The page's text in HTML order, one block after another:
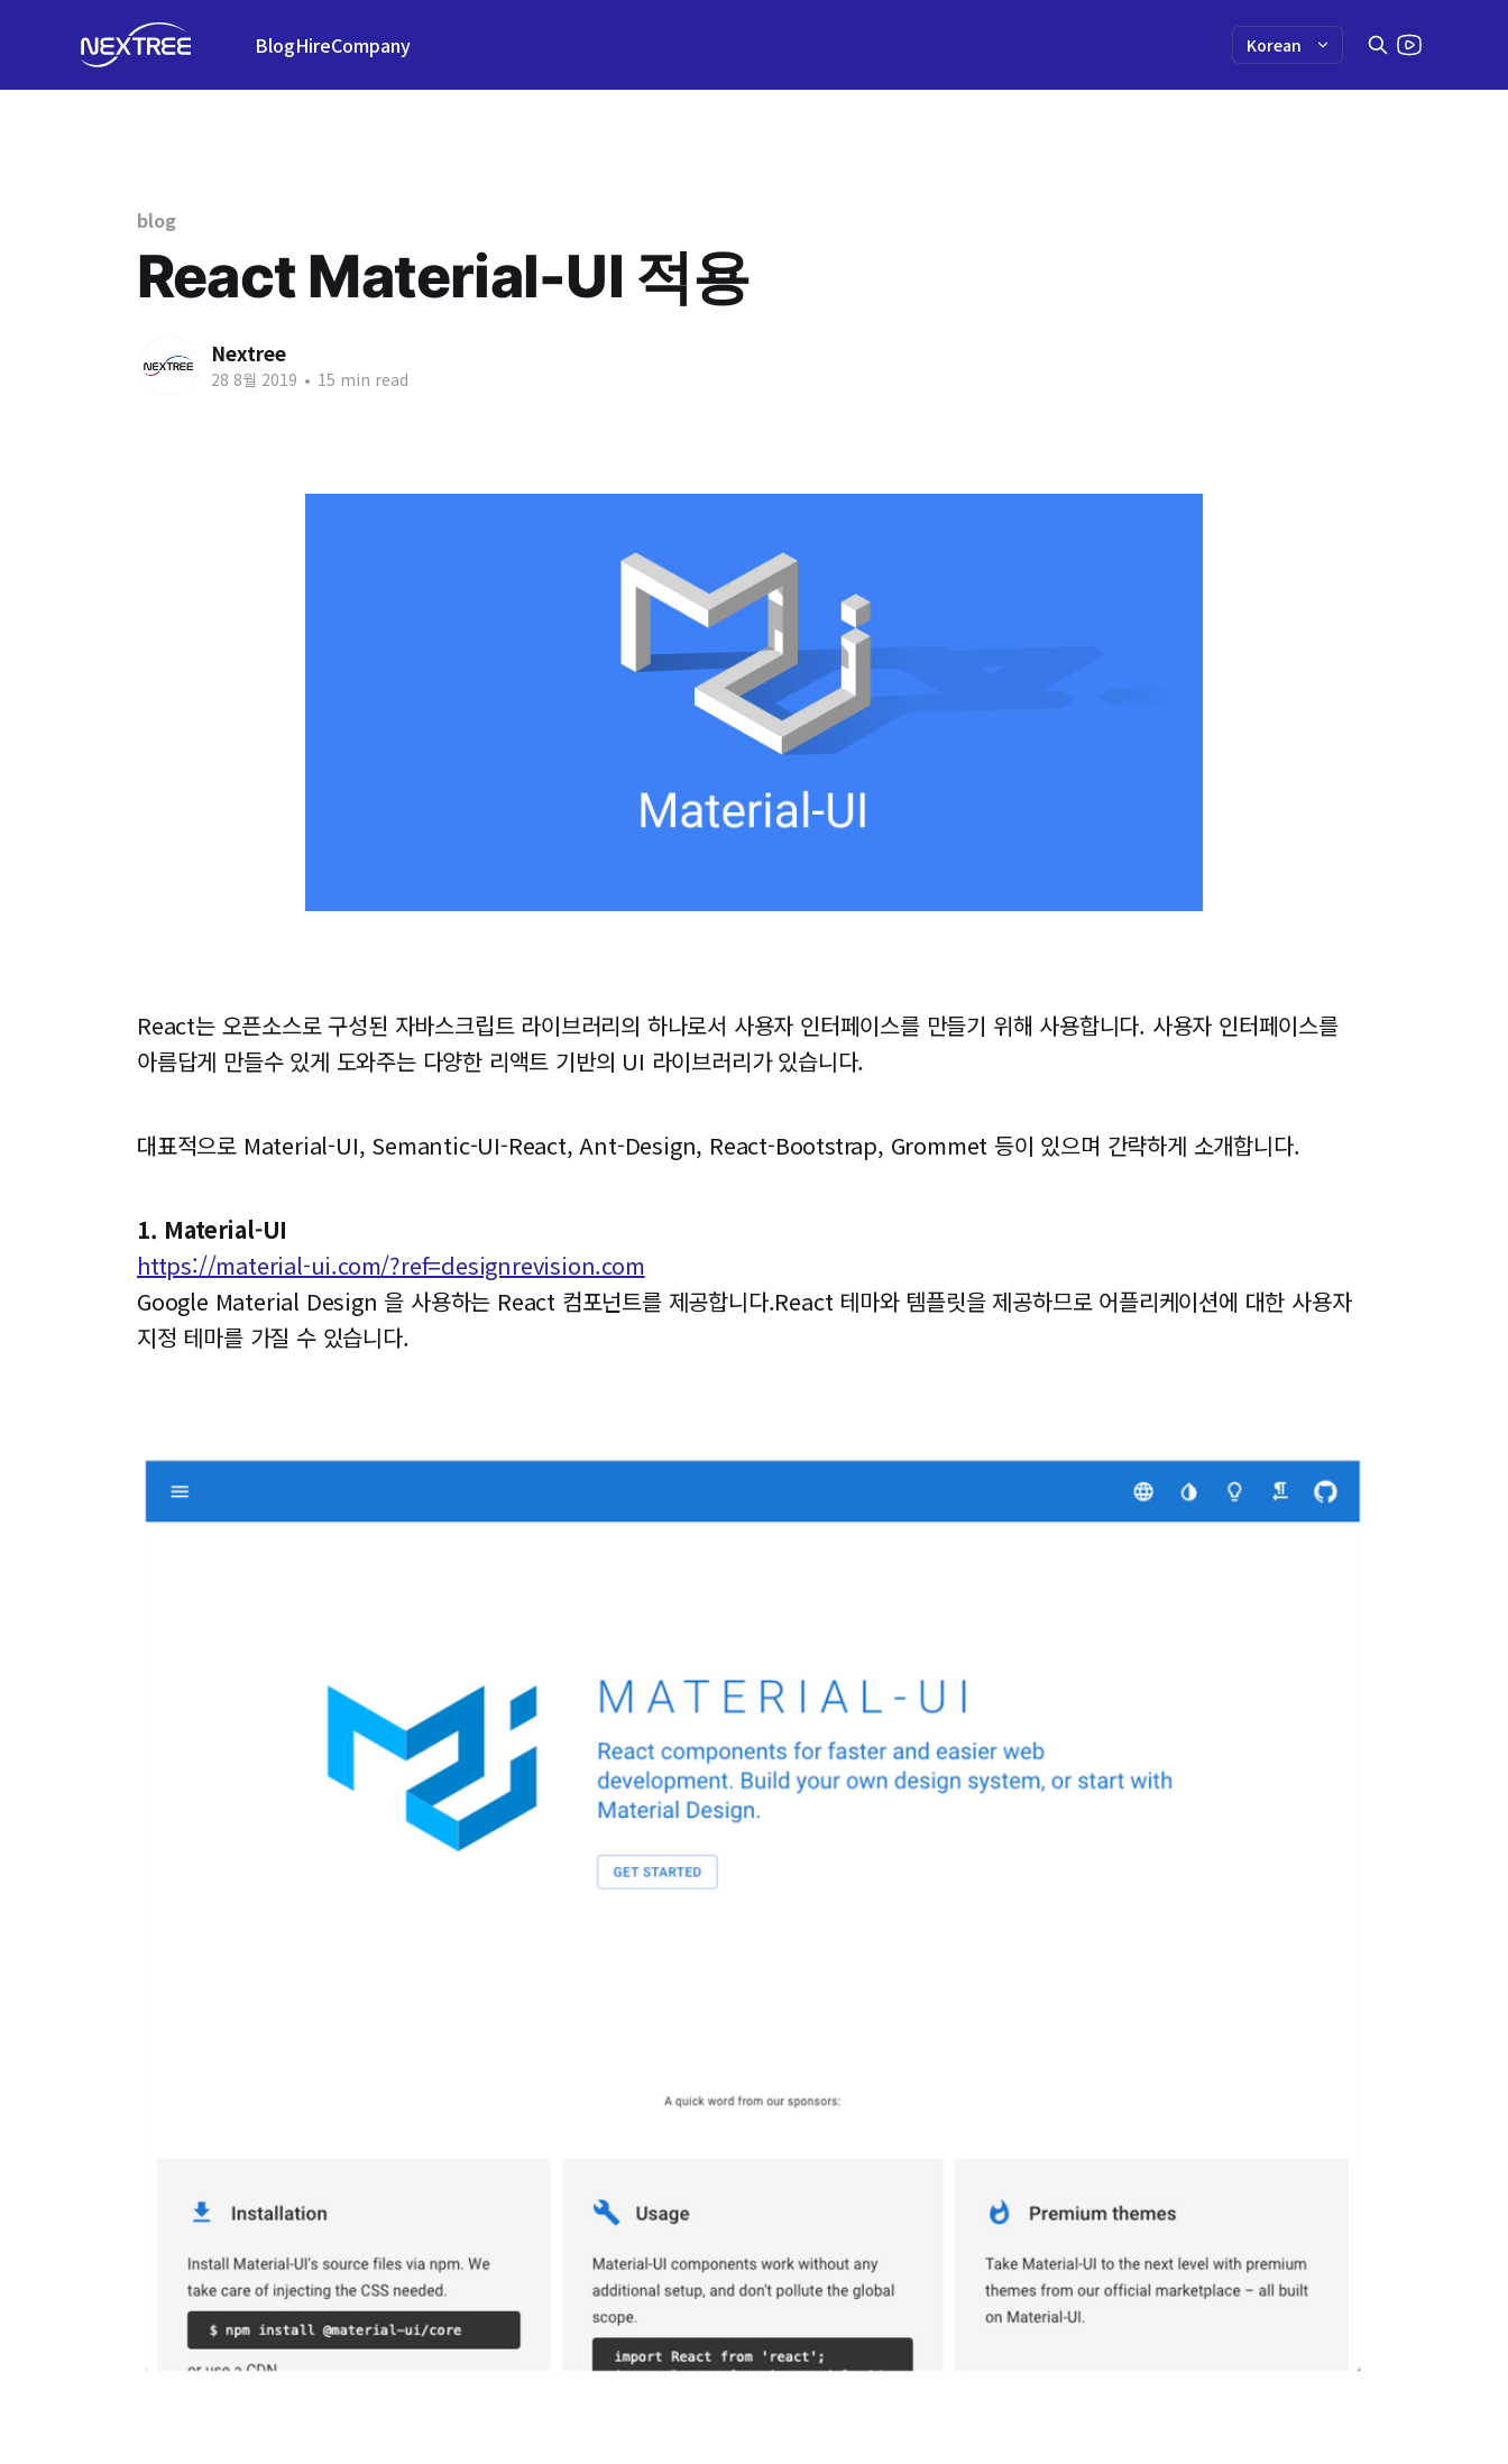
BlogHireCompany
blog
React Material-UI 적용
Nextree
28 8월 2019 • 15 min read
React는 오픈소스로 구성된 자바스크립트 라이브러리의 하나로서 사용자 인터페이스를 만들기 위해 사용합니다. 사용자 인터페이스를
아름답게 만들수 있게 도와주는 다양한 리액트 기반의 UI 라이브러리가 있습니다.
대표적으로 Material-UI, Semantic-UI-React, Ant-Design, React-Bootstrap, Grommet 등이 있으며 간략하게 소개합니다.
1. Material-UI
https://material-ui.com/?ref=designrevision.com
Google Material Design 을 사용하는 React 컴포넌트를 제공합니다.React 테마와 템플릿을 제공하므로 어플리케이션에 대한 사용자
지정 테마를 가질 수 있습니다.